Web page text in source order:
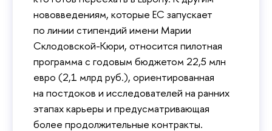
нововведениям, которые ЕС запускает
по линии стипендий имени Марии
Склодовской-Кюри, относится пилотная
программа с годовым бюджетом 22,5 млн
евро (2,1 млрд руб.), ориентированная
на постдоков и исследователей на ранних
этапах карьеры и предусматривающая
более продолжительные контракты.